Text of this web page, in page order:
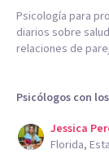
Psicología para
diarios sobre
relaciones de
Psicólogos con
Jessica
Florida,